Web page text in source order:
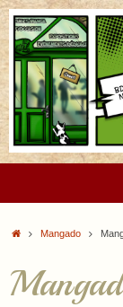
Passer
au
contenu
AccueilMangado